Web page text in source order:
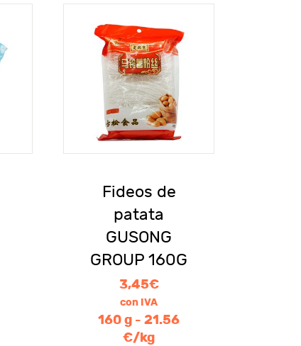
Fideos de
patata
GUSONG
GROUP 160G
3,45€
con IVA
160 g - 21.56
€/kg